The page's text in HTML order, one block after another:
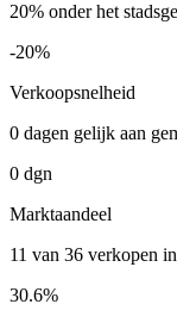
20% onder het
-20%
Verkoopsnelheid
0 dagen gelijk aan
0 dgn
Marktaandeel
11 van 36 verkopen
30.6%